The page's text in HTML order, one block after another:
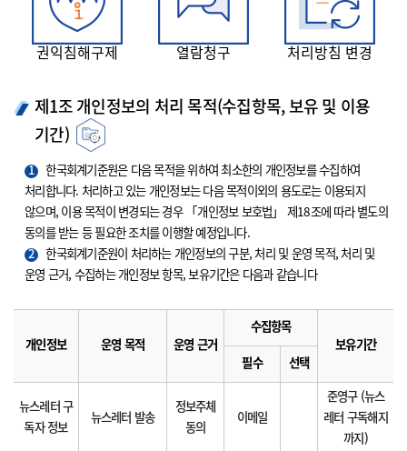
권익침해구제 열람청구 처리방침 변경
제1조 개인정보의 처리 목적(수집항목, 보유 및 이용
기간)
1
한국회계기준원은 다음 목적을 위하여 최소한의 개인정보를 수집하여
처리합니다. 처리하고 있는 개인정보는 다음 목적이외의 용도로는 이용되지
않으며, 이용 목적이 변경되는 경우 「개인정보 보호법」 제18조에 따라 별도의
동의를 받는 등 필요한 조치를 이행할 예정입니다.
2
한국회계기준원이 처리하는 개인정보의 구분, 처리 및 운영 목적, 처리 및
운영 근거, 수집하는 개인정보 항목, 보유기간은 다음과 같습니다
개인정보 운영 목적 운영 근거
수집항목
보유기간
필수
선택
뉴스레터 구
독자 정보
뉴스레터 발송
정보주체
동의
이메일
준영구 (뉴스
레터 구독해지
까지)